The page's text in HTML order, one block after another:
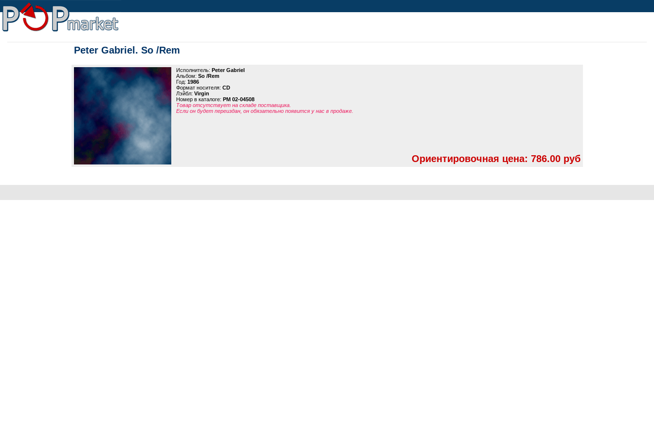
Peter Gabriel. So /Rem
Исполнитель: Peter Gabriel
Альбом: So /Rem
Год: 1986
Формат носителя: CD
Лэйбл: Virgin
Номер в каталоге: PM 02-04508
Товар отсутствует на складе поставщика.
Если он будет переиздан, он обязательно появится у нас в продаже.
Ориентировочная цена: 786.00 руб